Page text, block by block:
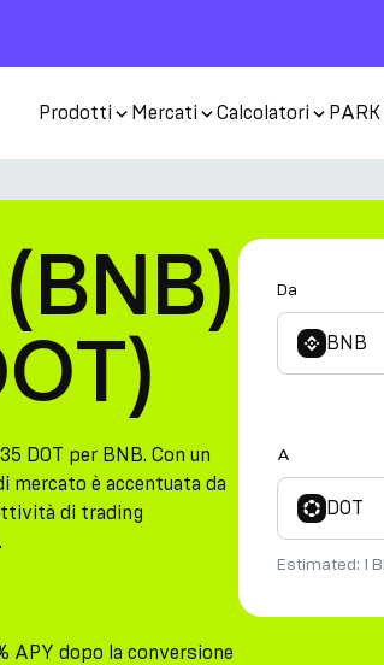
Prodotti Mercati Calcolatori
DOT per BNB. Con un
mercato è accentuata da
di trading
APY dopo la conversione
Da
BNB
A
DOT
Estimated: 1